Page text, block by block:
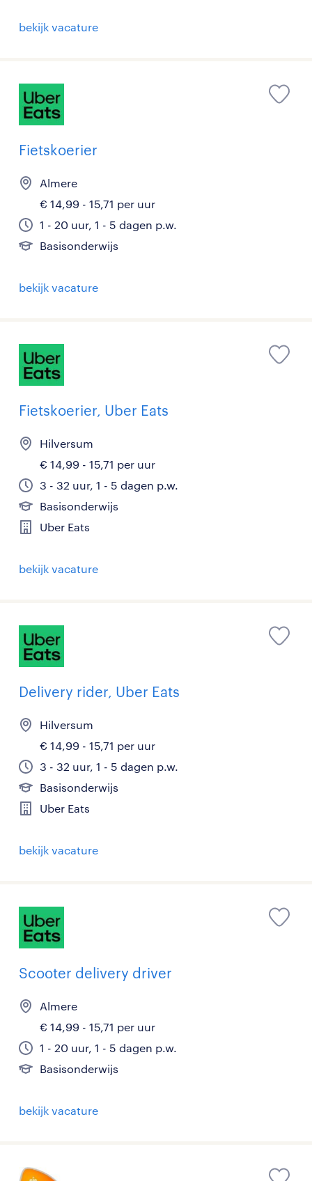
bekijk vacature
Fietskoerier
Almere
€ 14,99 - 15,71 per uur
1 - 20 uur, 1 - 5 dagen p.w.
Basisonderwijs
bekijk vacature
Fietskoerier, Uber Eats
Hilversum
€ 14,99 - 15,71 per uur
3 - 32 uur, 1 - 5 dagen p.w.
Basisonderwijs
Uber Eats
bekijk vacature
Delivery rider, Uber Eats
Hilversum
€ 14,99 - 15,71 per uur
3 - 32 uur, 1 - 5 dagen p.w.
Basisonderwijs
Uber Eats
bekijk vacature
Scooter delivery driver
Almere
€ 14,99 - 15,71 per uur
1 - 20 uur, 1 - 5 dagen p.w.
Basisonderwijs
bekijk vacature